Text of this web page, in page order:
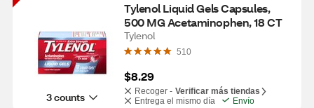
3 counts
Tylenol Liquid Gels Capsules,
500 MG Acetaminophen, 18 CT
Tylenol
510
$8.29
Recoger - Verificar más tiendas
Entrega el mismo día
Envío